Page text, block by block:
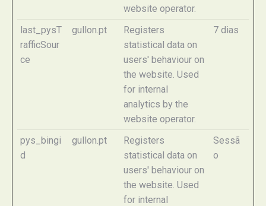
website operator.
last_pysT
rafficSour
ce
gullon.pt
Registers
statistical data on
users' behaviour on
the website. Used
for internal
analytics by the
website operator.
7 dias
pys_bingi
d
gullon.pt
Registers
statistical data on
users' behaviour on
the website. Used
for internal
Sessã
o